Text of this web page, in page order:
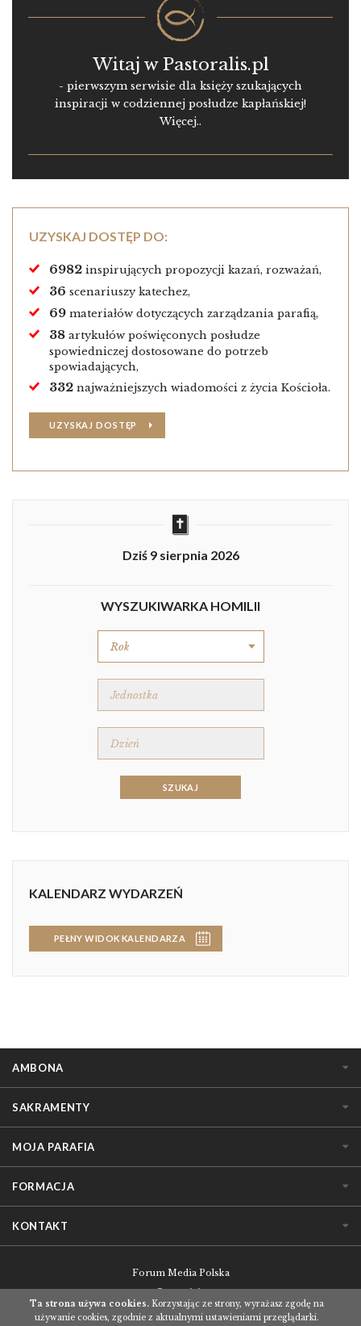
Witaj w Pastoralis.pl
- pierwszym serwisie dla księży szukających
inspiracji w codziennej posłudze kapłańskiej!
Więcej..
UZYSKAJ DOSTĘP DO:
6982 inspirujących propozycji kazań, rozważań,
36 scenariuszy katechez,
69 materiałów dotyczących zarządzania parafią,
38 artykułów poświęconych posłudze
spowiedniczej dostosowane do potrzeb
spowiadających,
332 najważniejszych wiadomości z życia Kościoła.
UZYSKAJ DOSTĘP
Dziś 9 sierpnia 2026
WYSZUKIWARKA HOMILII
KALENDARZ WYDARZEŃ
PEŁNY WIDOK KALENDARZA
AMBONA
SAKRAMENTY
MOJA PARAFIA
FORMACJA
KONTAKT
Forum Media Polska
O serwisie
Regulamin korzystania z serwisu
Ta strona używa cookies.Korzystając ze strony, wyrażasz zgodę na
używanie cookies, zgodnie z aktualnymi ustawieniami przeglądarki.